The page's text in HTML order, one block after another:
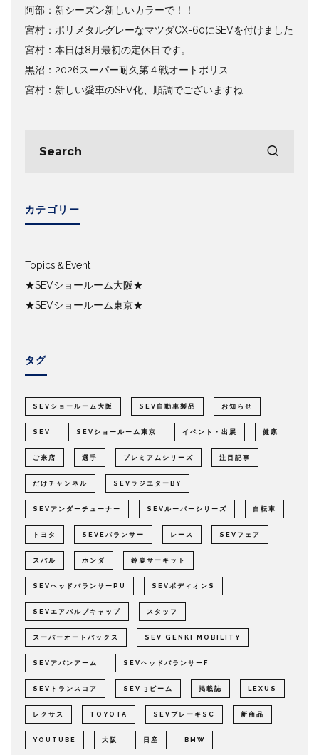
阿部：新シーズン新しいカラーで！！
宮村：ポリメタルグレーなマツダCX-60にSEVを付けました
宮村：本日は8月最初の定休日です。
黒沼：2026スーパー耐久第４戦オートポリス
宮村：新しい愛車のSEV化、順調でございますね
カテゴリー
Topics＆Event
★SEVショールーム大阪★
★SEVショールーム東京★
タグ
SEVショールーム大阪 SEV自動車製品 お知らせ
SEV SEVショールーム東京 イベント・出展 健康
ご来店 選手 プレミアムシリーズ 注目記事
だけチャンネル SEVラジエターBY
SEVアンダーチューナー SEVルーパーシリーズ 自転車
トヨタ SEVEバランサー レース SEVフェア
スバル ホンダ 鈴鹿サーキット
SEVヘッドバランサーPU SEVボディオンS
SEVエアバルブキャップ スタッフ
スーパーオートバックス SEV GENKI MOBILITY
SEVアバンアーム SEVヘッドバランサーF
SEVトランスコア SEV 3ビーム 掲載誌 LEXUS
レクサス TOYOTA SEVブレーキSC 新商品
YOUTUBE 大阪 日産 BMW